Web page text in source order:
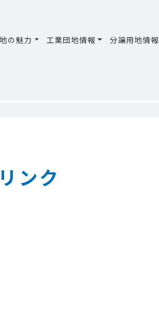
の魅力 工業団地情報 分譲用地情報
ンク